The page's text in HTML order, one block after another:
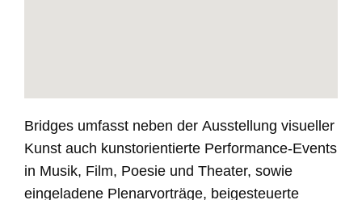
Bridges umfasst neben der Ausstellung visueller
Kunst auch kunstorientierte Performance-Events
in Musik, Film, Poesie und Theater, sowie
eingeladene Plenarvorträge, beigesteuerte